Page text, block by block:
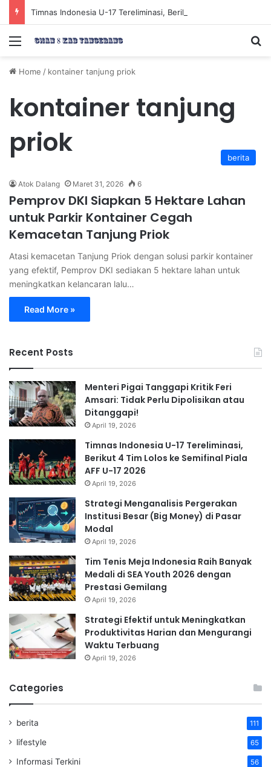
Menu
Home / kontainer tanjung priok
kontainer tanjung
priok
berita
Atok Dalang Maret 31, 2026 6
Pemprov DKI Siapkan 5 Hektare Lahan
untuk Parkir Kontainer Cegah
Kemacetan Tanjung Priok
Atasi kemacetan Tanjung Priok dengan solusi parkir kontainer
yang efektif, Pemprov DKI sediakan 5 hektare lahan untuk
meningkatkan kelancaran lalu…
Read More »
Recent Posts
Menteri Pigai Tanggapi Kritik Feri
Amsari: Tidak Perlu Dipolisikan atau
Ditanggapi!
April 19, 2026
Timnas Indonesia U-17 Tereliminasi,
Berikut 4 Tim Lolos ke Semifinal Piala
AFF U-17 2026
April 19, 2026
Strategi Menganalisis Pergerakan
Institusi Besar (Big Money) di Pasar
Modal
April 19, 2026
Tim Tenis Meja Indonesia Raih Banyak
Medali di SEA Youth 2026 dengan
Prestasi Gemilang
April 19, 2026
Strategi Efektif untuk Meningkatkan
Produktivitas Harian dan Mengurangi
Waktu Terbuang
April 19, 2026
Categories
berita 111
lifestyle 65
Informasi Terkini 56